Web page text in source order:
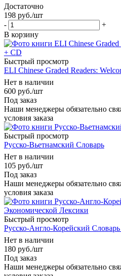
Достаточно
198 руб./шт
-
+
В корзину
Быстрый просмотр
ELI Chinese Graded Readers:
Нет в наличии
600 руб./шт
Под заказ
Наши менеджеры обязательно
условия заказа
Быстрый просмотр
Русско-Вьетнамский Словарь
Нет в наличии
105 руб./шт
Под заказ
Наши менеджеры обязательно
условия заказа
Быстрый просмотр
Русско-Англо-Корейский
Нет в наличии
180 руб./шт
Под заказ
Наши менеджеры обязательно